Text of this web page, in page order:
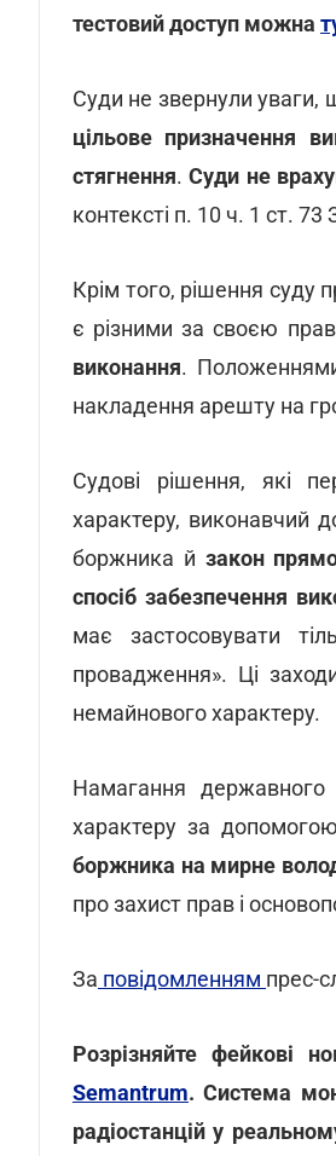
тестовий доступ можна
Суди не звернули уваги,
цільове призначення
стягнення.Суди не
контексті п. 10 ч. 1 ст.
Крім того, рішення суду
є різними за своєю
виконання.
накладення арешту на
Судові рішення, які
характеру, виконавчий
боржника й закон
спосіб забезпечення
має застосовувати
провадження». Ці
немайнового характеру.
Намагання державного
характеру за
боржника на мирне
про захист прав і
За повідомленням прес-
Розрізняйте фейкові
Semantrum. Система
радіостанцій у